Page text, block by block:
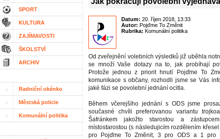
SPORT
KULTURA
ZAJÍMAVOSTI
ŠKOLSTVÍ
ARCHIV
Radniční okénko
Městská policie
Komunální politika
Datum: 20. říjen 2018, 13:33
Autor: Pojďme To Změnit
Rubrika: Komunální politika
Od zveřejnění volebních výsledků již uběhla
se množí Vaše dotazy na to, jak probíhají
Protože jednou z priorit hnutí Pojďme To
komunikace s občany, rozhodli jsme se Vás
jaké fázi se povolební jednání ocitla.
Během včerejšího jednání s ODS jsme
současné chvíli preferovanou variantu
Šafránkem jakožto starostou a
místostarostou (s následujicím rozdělením
pro Pojďme To Změnit, 3 pro ODS a 1 pro